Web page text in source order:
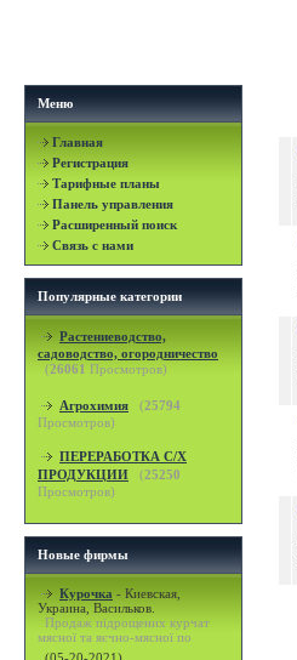
Меню
Главная
Регистрация
Тарифные планы
Панель управления
Расширенный поиск
Связь с нами
Популярные категории
Растениеводство,
садоводство, огородничество
(26061 Просмотров)
Агрохимия (25794
Просмотров)
ПЕРЕРАБОТКА С/Х
ПРОДУКЦИИ
(25250
Просмотров)
Новые фирмы
Курочка - Киевская,
Украина, Васильков.
Продаж підрощених курчат
мясної та яєчно-мясної по